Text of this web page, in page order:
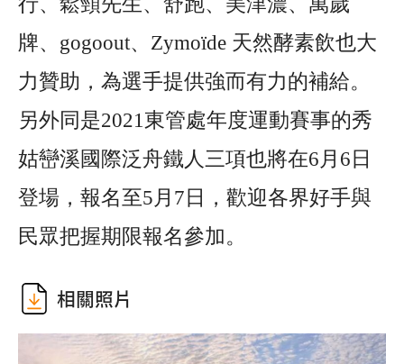
牌、gogoout、Zymoïde 天然酵素飲也大
力贊助，為選手提供強而有力的補給。
另外同是2021東管處年度運動賽事的秀
姑巒溪國際泛舟鐵人三項也將在6月6日
登場，報名至5月7日，歡迎各界好手與
民眾把握期限報名參加。
相關照片